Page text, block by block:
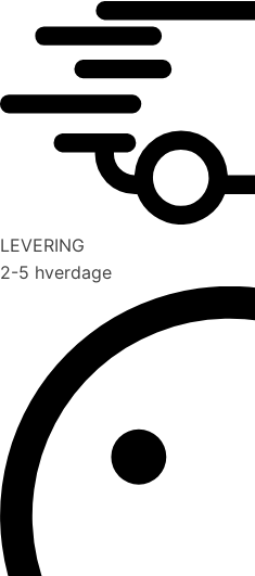
LEVERING
2-5 hverdage